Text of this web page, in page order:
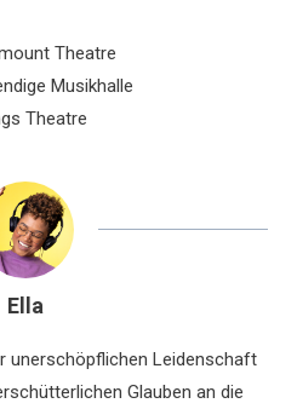
Theatre
Musikhalle
Theatre
Ella
unerschöpflichen Leidenschaft
Glauben an die